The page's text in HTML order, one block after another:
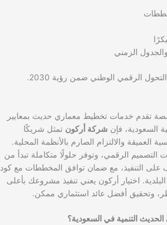
الزمني
الرقمي الوطني ضمن رؤية 2030.
تقدم خدمات تخطيط معماري حديث بمعايير
السعودية، فإن شركة أركون تمثل شريكًا
العميقة والالتزام الصارم بالأنظمة المحلية.
التصميم الرقمي، وتوفر حلولًا متكاملة تبدأ من
على التنفيذ، مع ضمان توافق المخططات مع كود
اختيار أركون يعني تنفيذ مشروعك بأعلى
وتحقيق أفضل عائد استثماري ممكن.
التنمية في السعودية؟